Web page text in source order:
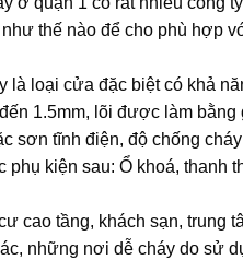
thế nào để cho phù hợp
loại cửa đặc biệt có khả
1.5mm, lõi được làm bằng
sơn tĩnh điện, độ chống
kiện sau: Ổ khoá, thanh
tầng, khách sạn, trung
những nơi dễ cháy do sử